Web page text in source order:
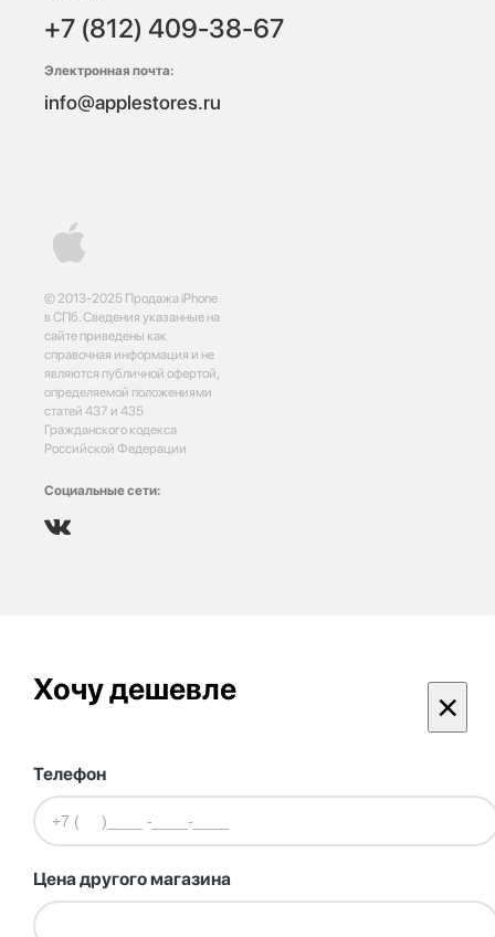
© 2013-2025 Продажа iPhone
в СПб. Сведения указанные на
сайте приведены как
справочная информация и не
являются публичной офертой,
определяемой положениями
статей 437 и 435
Гражданского кодекса
Российской Федерации
Социальные сети:
+7 (812) 409-38-67
Электронная почта:
info@applestores.ru
Хочу дешевле ×
Телефон
Цена другого магазина